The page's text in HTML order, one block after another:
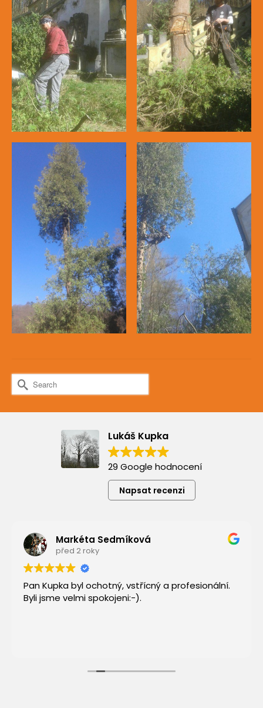
Search
for:
Lukáš Kupka
29 Google hodnocení
Napsat recenzi
Markéta Sedmíková
před 2 roky
Pan Kupka byl ochotný, vstřícný a profesionální.
Byli jsme velmi spokojeni:-).